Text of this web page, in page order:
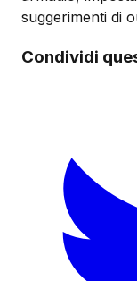
suggerimenti di
Condividi